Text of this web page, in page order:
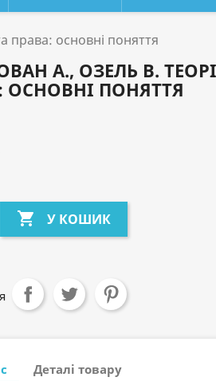
права: основні поняття
А., ОЗЕЛЬ В.
ОСНОВНІ ПОНЯТТЯ
 У КОШИК
Деталі товару